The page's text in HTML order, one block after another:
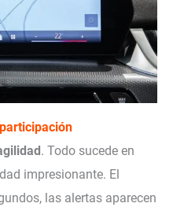
. Todo sucede en
impresionante. El
las alertas aparecen